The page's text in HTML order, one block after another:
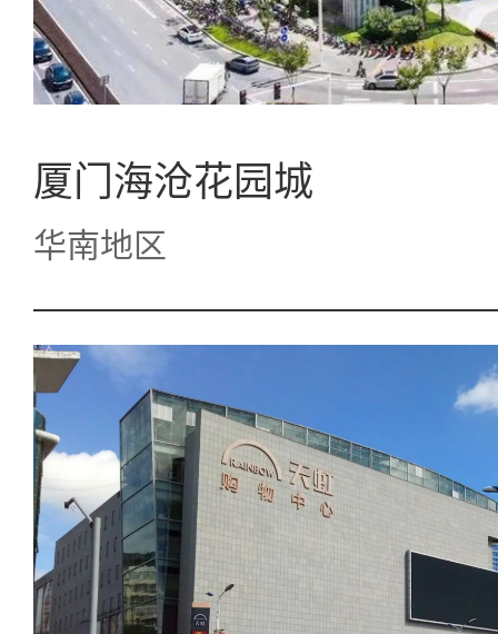
厦门海沧花园城
华南地区